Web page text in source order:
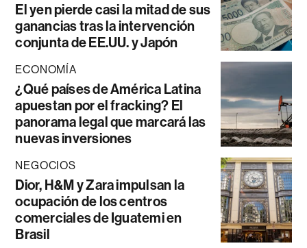
El yen pierde casi la mitad de sus
ganancias tras la intervención
conjunta de EE.UU. y Japón
ECONOMÍA
¿Qué países de América Latina
apuestan por el fracking? El
panorama legal que marcará las
nuevas inversiones
NEGOCIOS
Dior, H&M y Zara impulsan la
ocupación de los centros
comerciales de Iguatemi en
Brasil